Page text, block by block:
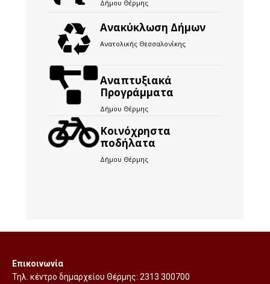
Δήμου Θέρμης
Ανακύκλωση Δήμων
Ανατολικής Θεσσαλονίκης
Αναπτυξιακά
Προγράμματα
Δήμου Θέρμης
Kοινόχρηστα
ποδήλατα
Δήμου Θέρμης
Επικοινωνία
Τηλ. κέντρο δημαρχείου Θέρμης: 2313 300700